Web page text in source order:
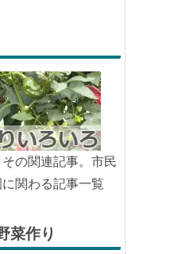
その関連記事。市民
関わる記事一覧
菜作り